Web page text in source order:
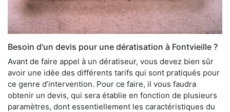
Besoin d'un devis pour une dératisation à Fontvieille ?
Avant de faire appel à un dératiseur, vous devez bien sûr
avoir une idée des différents tarifs qui sont pratiqués pour
ce genre d’intervention. Pour ce faire, il vous faudra
obtenir un devis, qui sera établie en fonction de plusieurs
paramètres, dont essentiellement les caractéristiques du